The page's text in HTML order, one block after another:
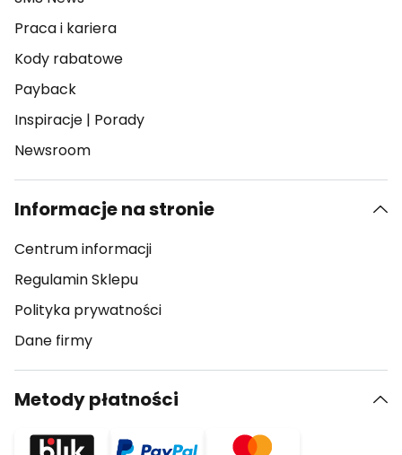
Praca i kariera
Kody rabatowe
Payback
Inspiracje | Porady
Newsroom
Informacje na stronie
Centrum informacji
Regulamin Sklepu
Polityka prywatności
Dane firmy
Metody płatności